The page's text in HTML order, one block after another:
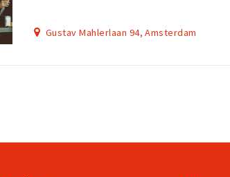
Gustav Mahlerlaan 94, Amsterdam